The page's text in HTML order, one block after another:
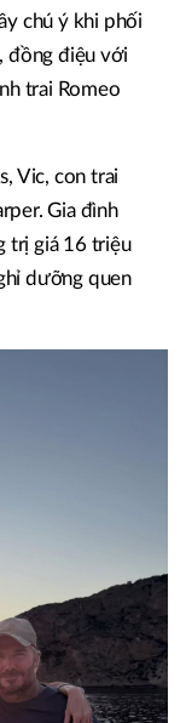
chú ý khi phối
đồng điệu với
trai Romeo
Vic, con trai
Gia đình
trị giá 16 triệu
dưỡng quen